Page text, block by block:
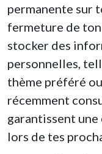
permanente sur
fermeture de
stocker des
personnelles,
thème préféré
récemment
garantissent
lors de tes